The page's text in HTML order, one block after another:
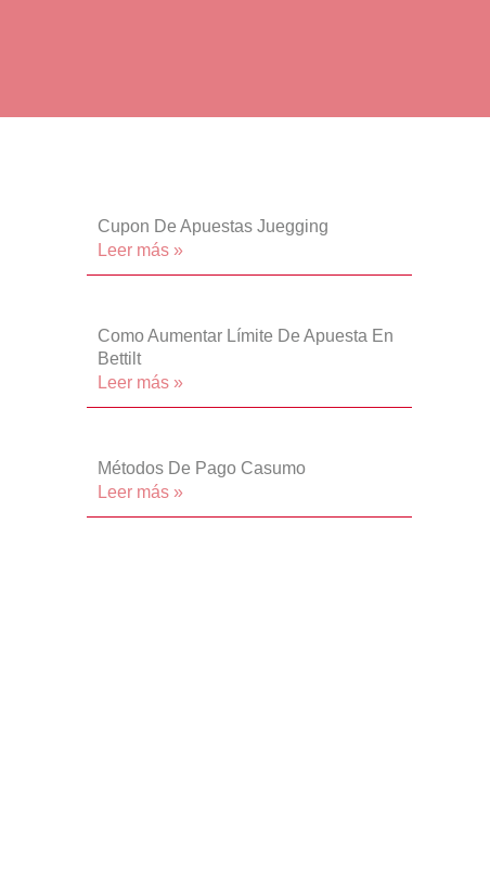
Cupon De Apuestas Juegging
Leer más »
Como Aumentar Límite De Apuesta En
Bettilt
Leer más »
Métodos De Pago Casumo
Leer más »